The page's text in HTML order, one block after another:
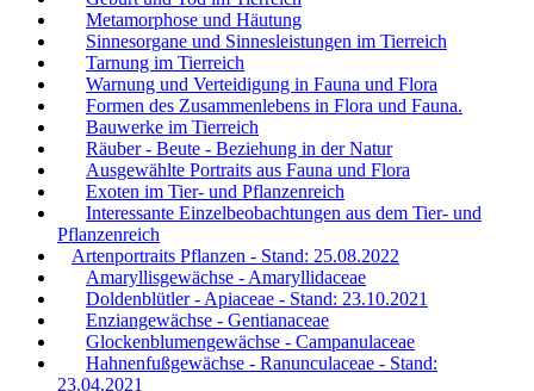
Metamorphose und Häutung
Sinnesorgane und Sinnesleistungen im Tierreich
Tarnung im Tierreich
Warnung und Verteidigung in Fauna und Flora
Formen des Zusammenlebens in Flora und Fauna.
Bauwerke im Tierreich
Räuber - Beute - Beziehung in der Natur
Ausgewählte Portraits aus Fauna und Flora
Exoten im Tier- und Pflanzenreich
Interessante Einzelbeobachtungen aus dem Tier- und
Pflanzenreich
Artenportraits Pflanzen - Stand: 25.08.2022
Amaryllisgewächse - Amaryllidaceae
Doldenblütler - Apiaceae - Stand: 23.10.2021
Enziangewächse - Gentianaceae
Glockenblumengewächse - Campanulaceae
Hahnenfußgewächse - Ranunculaceae - Stand:
23.04.2021